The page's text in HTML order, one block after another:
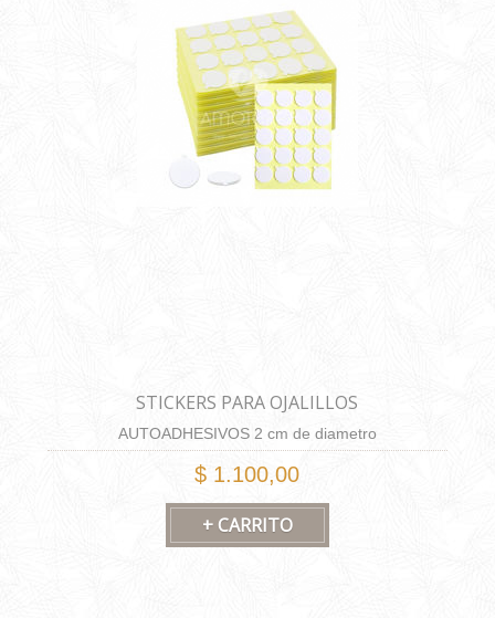
STICKERS PARA OJALILLOS
AUTOADHESIVOS 2 cm de diametro
$ 1.100,00